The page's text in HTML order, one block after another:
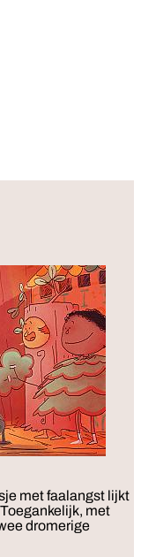
met faalangst lijkt
met
dromerige